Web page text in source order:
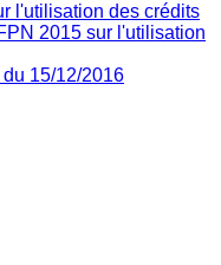
l'utilisation des crédits
2015 sur l'utilisation
15/12/2016